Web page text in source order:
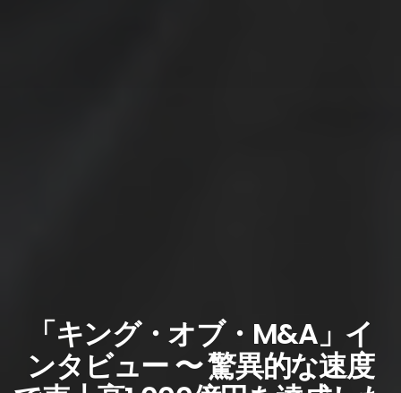
「キング・オブ・M&A」イ
ンタビュー 〜 驚異的な速度